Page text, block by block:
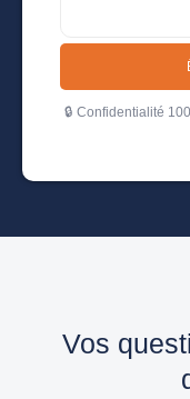
🔒 Confidentialité
Vos